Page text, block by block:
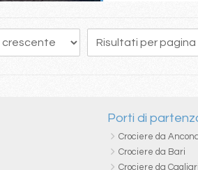
119 120 121 122 123
Porti di
Crociere da
Crociere da Bari
Crociere da Cagliari